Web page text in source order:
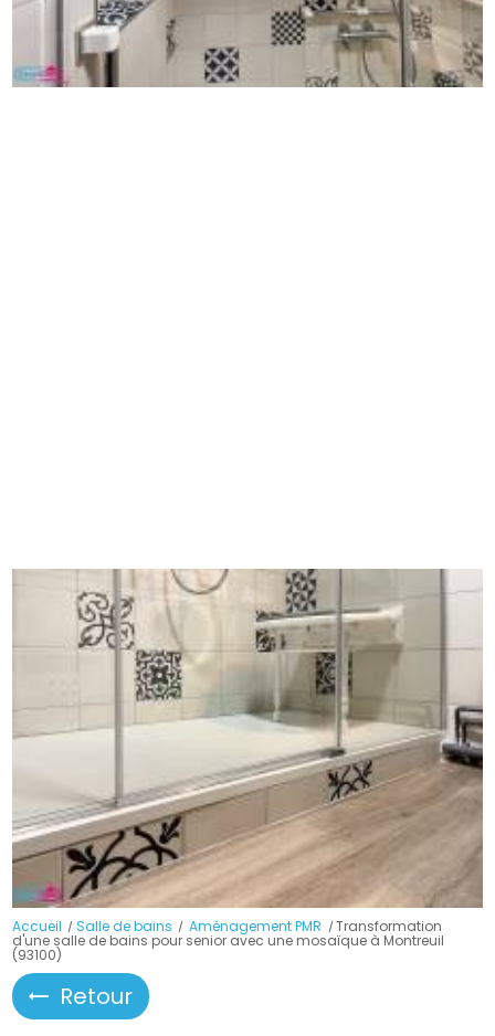
Accueil Salle de bains Aménagement PMR Transformation
d'une salle de bains pour senior avec une mosaïque à Montreuil
(93100)
Retour